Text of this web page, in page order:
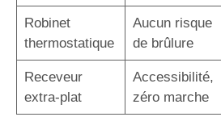
Robinet
thermostatique
Aucun risque
de brûlure
Receveur
extra-plat
Accessibilité,
zéro marche